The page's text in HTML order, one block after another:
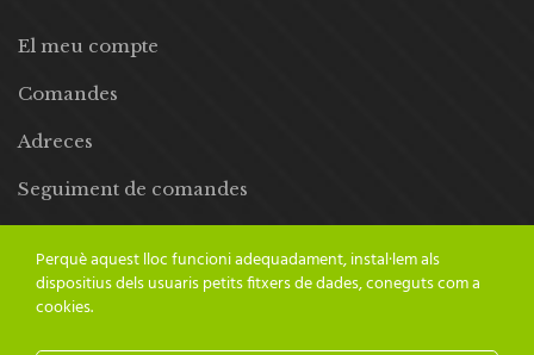
El meu compte
Comandes
Adreces
Seguiment de comandes
Perquè aquest lloc funcioni adequadament, instal·lem als
dispositius dels usuaris petits fitxers de dades, coneguts com a
cookies.